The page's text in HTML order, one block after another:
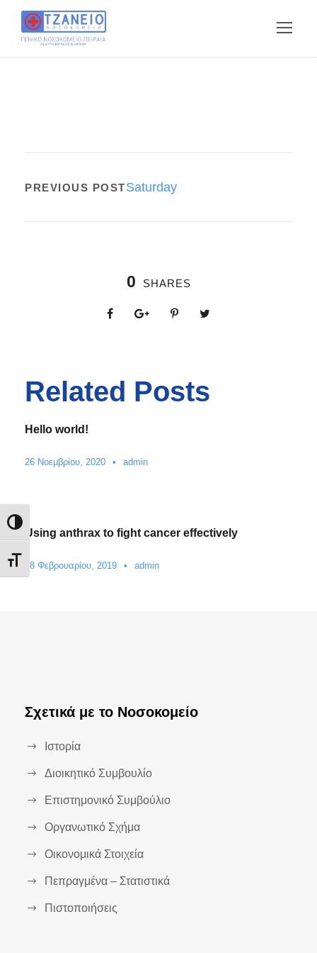
Εναλλαγή Υψηλής Αντίθεσης
Εναλλαγή Μεγέθους Γραμμάτων
PREVIOUS POSTSaturday
0 SHARES
Related Posts
Hello world!
26 Νοεμβρίου, 2020 • admin
Using anthrax to fight cancer effectively
28 Φεβρουαρίου, 2019 • admin
Σχετικά με το Νοσοκομείο
Ιστορία
Διοικητικό Συμβουλίο
Επιστημονικό Συμβούλιο
Οργανωτικό Σχήμα
Οικονομικά Στοιχεία
Πεπραγμένα – Στατιστικά
Πιστοποιήσεις